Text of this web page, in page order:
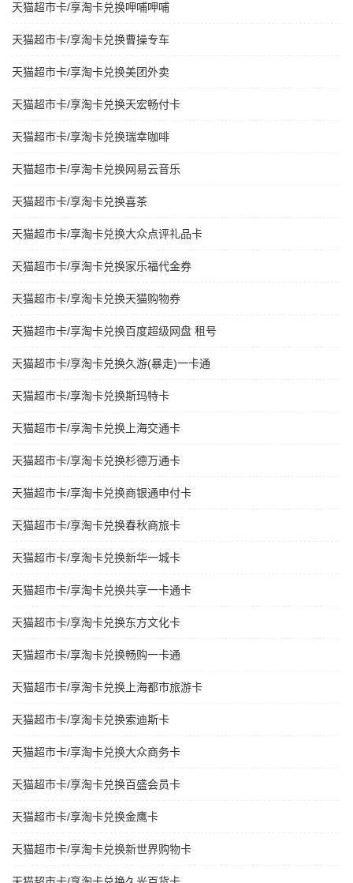
天猫超市卡/享淘卡兑换呷哺呷哺
天猫超市卡/享淘卡兑换曹操专车
天猫超市卡/享淘卡兑换美团外卖
天猫超市卡/享淘卡兑换天宏畅付卡
天猫超市卡/享淘卡兑换瑞幸咖啡
天猫超市卡/享淘卡兑换网易云音乐
天猫超市卡/享淘卡兑换喜茶
天猫超市卡/享淘卡兑换大众点评礼品卡
天猫超市卡/享淘卡兑换家乐福代金券
天猫超市卡/享淘卡兑换天猫购物券
天猫超市卡/享淘卡兑换百度超级网盘 租号
天猫超市卡/享淘卡兑换久游(暴走)一卡通
天猫超市卡/享淘卡兑换斯玛特卡
天猫超市卡/享淘卡兑换上海交通卡
天猫超市卡/享淘卡兑换杉德万通卡
天猫超市卡/享淘卡兑换商银通申付卡
天猫超市卡/享淘卡兑换春秋商旅卡
天猫超市卡/享淘卡兑换新华一城卡
天猫超市卡/享淘卡兑换共享一卡通卡
天猫超市卡/享淘卡兑换东方文化卡
天猫超市卡/享淘卡兑换畅购一卡通
天猫超市卡/享淘卡兑换上海都市旅游卡
天猫超市卡/享淘卡兑换索迪斯卡
天猫超市卡/享淘卡兑换大众商务卡
天猫超市卡/享淘卡兑换百盛会员卡
天猫超市卡/享淘卡兑换金鹰卡
天猫超市卡/享淘卡兑换新世界购物卡